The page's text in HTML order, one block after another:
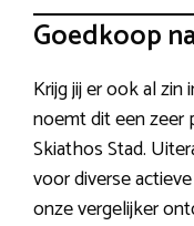
Goedkoop
Krijg jij er ook al zin
noemt dit een zeer
Skiathos Stad.
voor diverse
onze vergelijker